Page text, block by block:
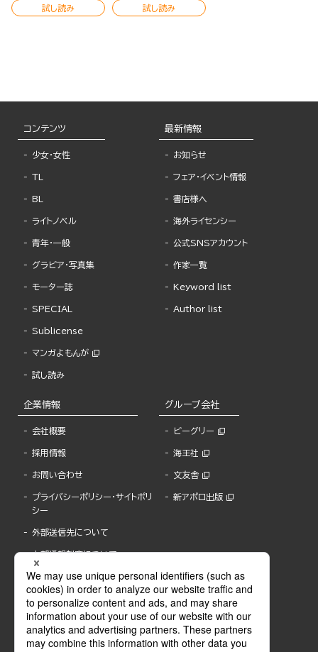
試し読み 試し読み
コンテンツ
少女・女性
TL
BL
ライトノベル
青年・一般
グラビア・写真集
モーター誌
SPECIAL
Sublicense
マンガよもんが
試し読み
最新情報
お知らせ
フェア・イベント情報
書店様へ
海外ライセンシー
公式SNSアカウント
作家一覧
Keyword list
Author list
企業情報
会社概要
採用情報
お問い合わせ
プライバシーポリシー・サイトポリ
シー
外部送信先について
内部通報制度について
グループ会社
ビーグリー
海王社
文友舎
新アポロ出版